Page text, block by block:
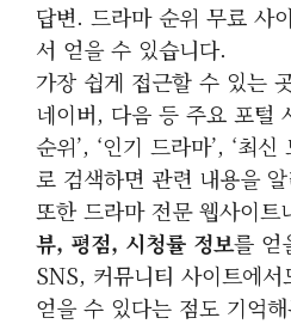
답변. 드라마 순위 무료 사
서 얻을 수 있습니다.
가장 쉽게 접근할 수 있는
네이버, 다음 등 주요 포털
순위’, ‘인기 드라마’, ‘최
로 검색하면 관련 내용을
또한 드라마 전문 웹사이트
뷰, 평점, 시청률 정보를 얻
SNS, 커뮤니티 사이트에
얻을 수 있다는 점도 기억